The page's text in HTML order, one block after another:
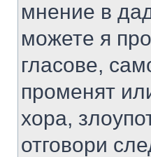
мнение в
можете я
гласове,
променят
хора,
отговори